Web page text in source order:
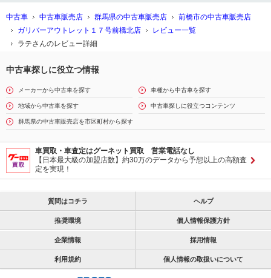
中古車 中古車販売店 群馬県の中古車販売店
前橋市の中古車販売店
ガリバーアウトレット１７号前橋北店
レビュー一覧
ラテさんのレビュー詳細
中古車探しに役立つ情報
メーカーから中古車を探す 車種から中古車を探す
地域から中古車を探す 中古車探しに役立つコンテンツ
群馬県の中古車販売店を市区町村から探す
車買取・車査定はグーネット買取 営業電話なし
【日本最大級の加盟店数】約30万のデータから予想以上の高額査
定を実現！
質問はコチラ ヘルプ
推奨環境 個人情報保護方針
企業情報 採用情報
利用規約 個人情報の取扱いについて